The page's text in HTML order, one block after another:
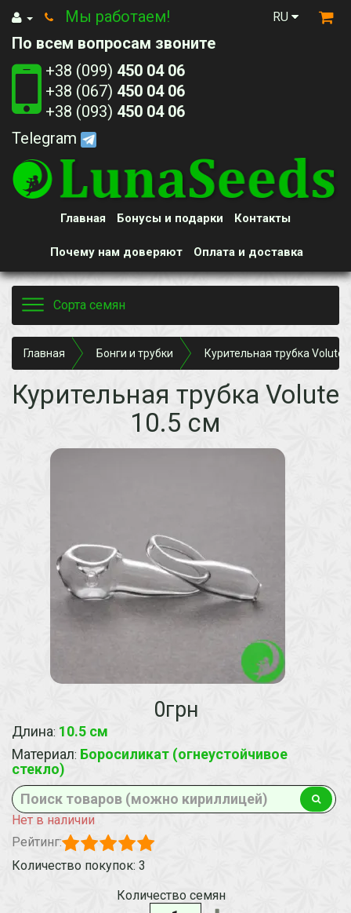
RU
Мы работаем!
По всем вопросам звоните
+38 (099) 450 04 06
+38 (067) 450 04 06
+38 (093) 450 04 06
Telegram
Главная
Почему нам доверяют
Контакты
Бонусы и подарки
Оплата и доставка
Toggle
navigation
Сорта семян
Главная Бонги и трубки Курительная трубка Volute
Курительная трубка Volute
10.5 см
0грн
Длина: 10.5 см
Материал: Боросиликат (огнеустойчивое
стекло)
Нет в наличии
Рейтинг:
Количество покупок: 3
Количество семян